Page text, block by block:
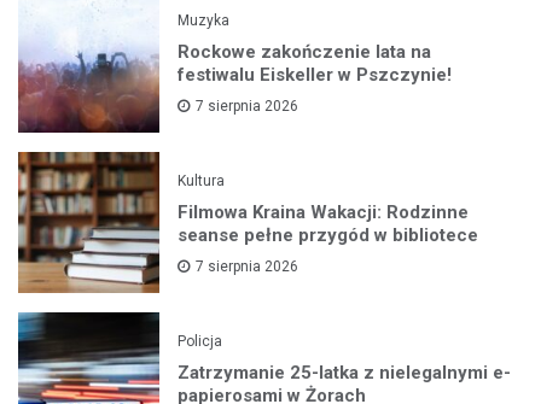
Muzyka
Rockowe zakończenie lata na
festiwalu Eiskeller w Pszczynie!
7 sierpnia 2026
Kultura
Filmowa Kraina Wakacji: Rodzinne
seanse pełne przygód w bibliotece
7 sierpnia 2026
Policja
Zatrzymanie 25-latka z nielegalnymi e-
papierosami w Żorach